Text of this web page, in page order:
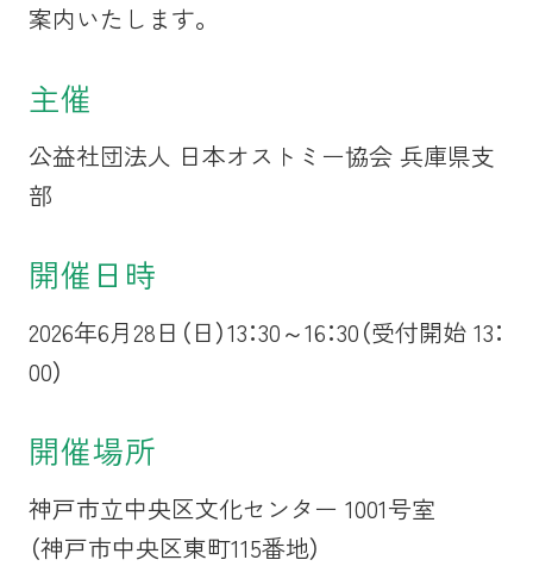
案内いたします。
主催
公益社団法人 日本オストミー協会 兵庫県支
部
開催日時
2026年6月28日（日）13：30～16：30（受付開始 13：
00）
開催場所
神戸市立中央区文化センター 1001号室
（神戸市中央区東町115番地）